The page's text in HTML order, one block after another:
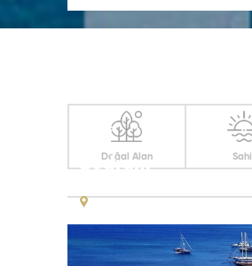
Doğal Alan Sahil
Bodrum